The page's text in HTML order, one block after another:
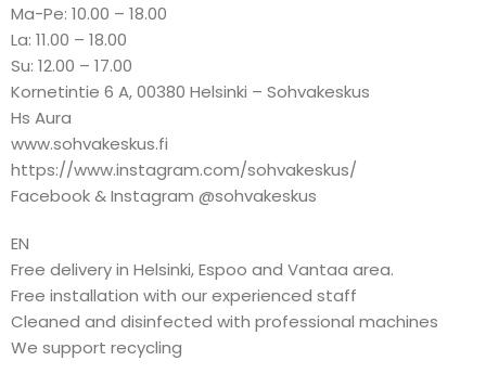
Ma-Pe: 10.00 – 18.00
La: 11.00 – 18.00
Su: 12.00 – 17.00
Kornetintie 6 A, 00380 Helsinki – Sohvakeskus
Hs Aura
www.sohvakeskus.fi
https://www.instagram.com/sohvakeskus/
Facebook & Instagram @sohvakeskus
EN
Free delivery in Helsinki, Espoo and Vantaa area.
Free installation with our experienced staff
Cleaned and disinfected with professional machines
We support recycling